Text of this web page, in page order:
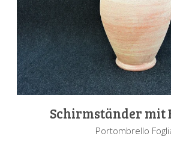
Schirmständer mit
Portombrello